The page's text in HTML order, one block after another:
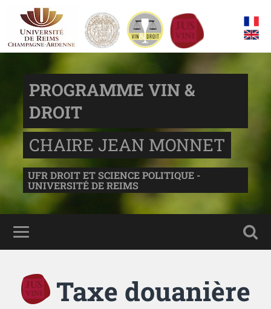
PROGRAMME VIN &
DROIT
CHAIRE JEAN MONNET
UFR DROIT ET SCIENCE POLITIQUE -
UNIVERSITÉ DE REIMS
Taxe douanière